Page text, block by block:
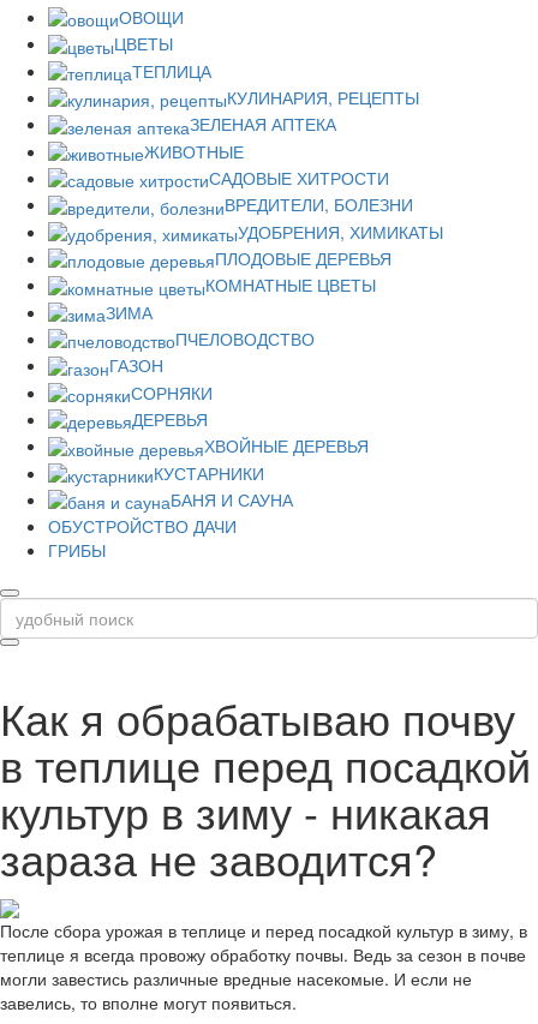
ОВОЩИ
ЦВЕТЫ
ТЕПЛИЦА
КУЛИНАРИЯ, РЕЦЕПТЫ
ЗЕЛЕНАЯ АПТЕКА
ЖИВОТНЫЕ
САДОВЫЕ ХИТРОСТИ
ВРЕДИТЕЛИ, БОЛЕЗНИ
УДОБРЕНИЯ, ХИМИКАТЫ
ПЛОДОВЫЕ ДЕРЕВЬЯ
КОМНАТНЫЕ ЦВЕТЫ
ЗИМА
ПЧЕЛОВОДСТВО
ГАЗОН
СОРНЯКИ
ДЕРЕВЬЯ
ХВОЙНЫЕ ДЕРЕВЬЯ
КУСТАРНИКИ
БАНЯ И САУНА
ОБУСТРОЙСТВО ДАЧИ
ГРИБЫ
Как я обрабатываю почву
в теплице перед посадкой
культур в зиму - никакая
зараза не заводится?
После сбора урожая в теплице и перед посадкой культур в зиму, в
теплице я всегда провожу обработку почвы. Ведь за сезон в почве
могли завестись различные вредные насекомые. И если не
завелись, то вполне могут появиться.